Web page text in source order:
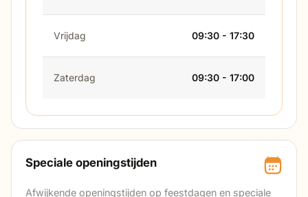
Vrijdag 09:30 - 17:30
Zaterdag 09:30 - 17:00
Speciale openingstijden
Afwijkende openingstijden op feestdagen en speciale